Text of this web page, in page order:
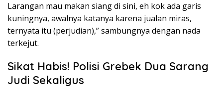
Larangan mau makan siang di sini, eh kok ada garis
kuningnya, awalnya katanya karena jualan miras,
ternyata itu (perjudian),” sambungnya dengan nada
terkejut.
Sikat Habis! Polisi Grebek Dua Sarang
Judi Sekaligus